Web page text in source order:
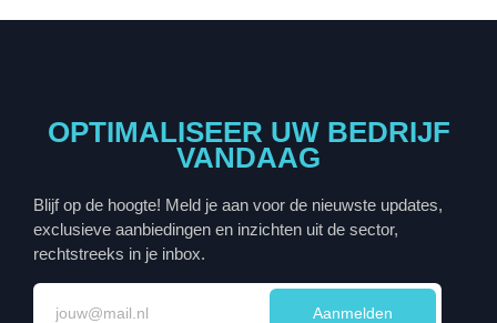
OPTIMALISEER UW BEDRIJF
VANDAAG
Blijf op de hoogte! Meld je aan voor de nieuwste updates,
exclusieve aanbiedingen en inzichten uit de sector,
rechtstreeks in je inbox.
Aanmelden